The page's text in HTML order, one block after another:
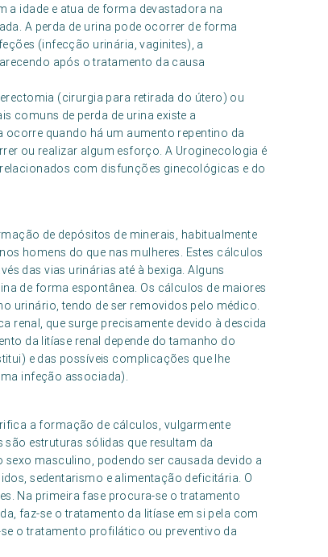
a idade e atua de forma devastadora na
A perda de urina pode ocorrer de forma
(infecção urinária, vaginites), a
após o tratamento da causa
(cirurgia para retirada do útero) ou
comuns de perda de urina existe a
quando há um aumento repentino da
ou realizar algum esforço. A Uroginecologia é
com disfunções ginecológicas e do
de depósitos de minerais, habitualmente
homens do que nas mulheres. Estes cálculos
das vias urinárias até à bexiga. Alguns
de forma espontânea. Os cálculos de maiores
urinário, tendo de ser removidos pelo médico.
renal, que surge precisamente devido à descida
da litíase renal depende do tamanho do
e das possíveis complicações que lhe
infeção associada).
a formação de cálculos, vulgarmente
estruturas sólidas que resultam da
masculino, podendo ser causada devido a
sedentarismo e alimentação deficitária. O
Na primeira fase procura-se o tratamento
faz-se o tratamento da litíase em si pela com
o tratamento profilático ou preventivo da